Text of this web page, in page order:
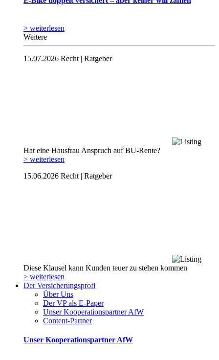
> weiterlesen
Weitere
15.07.2026 Recht | Ratgeber
Hat eine Hausfrau Anspruch auf BU-Rente?
> weiterlesen
15.06.2026 Recht | Ratgeber
Diese Klausel kann Kunden teuer zu stehen kommen
> weiterlesen
Der Versicherungsprofi
Über Uns
Der VP als E-Paper
Unser Kooperationspartner AfW
Content-Partner
Unser Kooperationspartner AfW